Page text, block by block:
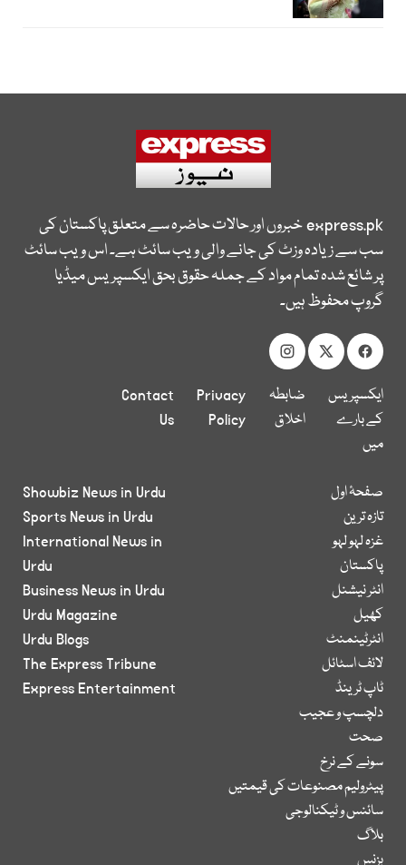
express.pkخبروں اور حالات حاضرہ سے متعلق پاکستان کی
سب سے زیادہ وزٹ کی جانے والی ویب سائٹ ہے۔ اس ویب سائٹ
پر شائع شدہ تمام مواد کے جملہ حقوق بحق ایکسپریس میڈیا
گروپ محفوظ ہیں۔
ایکسپریس
کے بارے
میں
ضابطہ
اخلاق
Privacy
Policy
Contact
Us
صفحۂ اول
تازہ ترین
غزہ لہو لہو
پاکستان
انٹر نیشنل
کھیل
انٹرٹینمنٹ
لائف اسٹائل
ٹاپ ٹرینڈ
دلچسپ و عجیب
صحت
سونے کے نرخ
پیٹرولیم مصنوعات کی قیمتیں
سائنس و ٹیکنالوجی
بلاگ
بزنس
Showbiz News in Urdu
Sports News in Urdu
International News in
Urdu
Business News in Urdu
Urdu Magazine
Urdu Blogs
The Express Tribune
Express Entertainment